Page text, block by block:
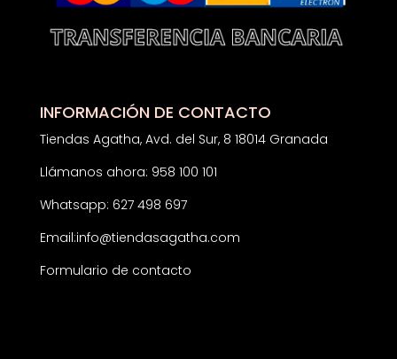
INFORMACIÓN DE CONTACTO
Tiendas Agatha, Avd. del Sur, 8 18014 Granada
Llámanos ahora: 958 100 101
Whatsapp: 627 498 697
Email:info@tiendasagatha.com
Formulario de contacto